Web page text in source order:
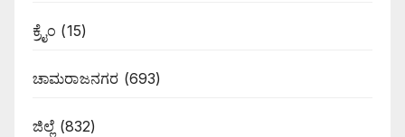
ಕ್ರೈಂ (15)
ಚಾಮರಾಜನಗರ (693)
ಜಿಲ್ಲೆ (832)